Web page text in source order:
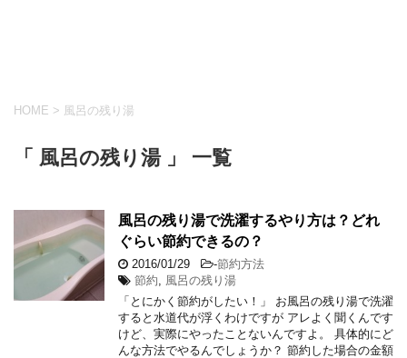
HOME > 風呂の残り湯
「 風呂の残り湯 」 一覧
風呂の残り湯で洗濯するやり方は？どれ
ぐらい節約できるの？
2016/01/29 -節約方法
節約
風呂の残り湯
「とにかく節約がしたい！」 お風呂の残り湯で洗濯
すると水道代が浮くわけですが アレよく聞くんです
けど、実際にやったことないんですよ。 具体的にど
んな方法でやるんでしょうか？ 節約した場合の金額